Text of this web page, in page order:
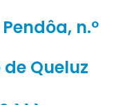
n.º
Queluz